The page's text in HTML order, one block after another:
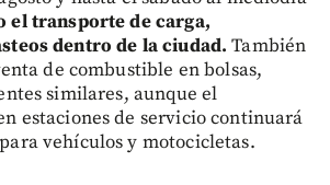
el transporte de carga,
dentro de la ciudad. También
de combustible en bolsas,
similares, aunque el
estaciones de servicio continuará
vehículos y motocicletas.